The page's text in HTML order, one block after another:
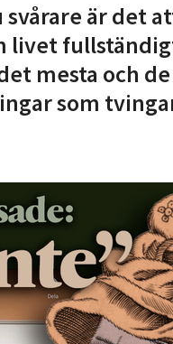
är det
livet
mesta och
som